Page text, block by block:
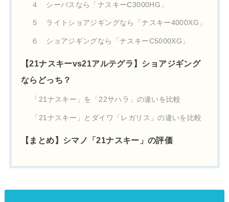
４ シーバスなら「ナスキーC3000HG」
５ ライトショアジギングなら「ナスキー4000XG」
６ ショアジギングなら「ナスキーC5000XG」
【21ナスキーvs21アルテグラ】ショアジギング
ならどっち？
「21ナスキー」を「22サハラ」の違いを比較
「21ナスキー」とダイワ「レガリス」の違いを比較
【まとめ】シマノ「21ナスキー」の評価